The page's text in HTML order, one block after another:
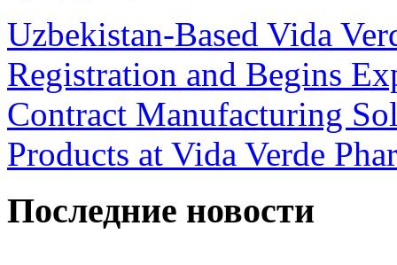
Uzbekistan-Based Vida
Registration and Begins
Contract Manufacturing
Products at Vida Verde
Последние новости